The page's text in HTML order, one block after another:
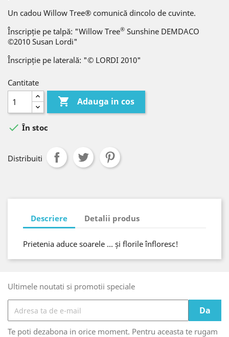
Un cadou Willow Tree® comunică dincolo de cuvinte.
Înscripție pe talpă: "Willow Tree® Sunshine DEMDACO
©2010 Susan Lordi"
Înscripție pe laterală: "© LORDI 2010"
Cantitate
 Adauga in cos
 În stoc
Distribuiti
Descriere Detalii produs
Prietenia aduce soarele ... și florile înfloresc!
Ultimele noutati si promotii speciale
Te poti dezabona in orice moment. Pentru aceasta te rugam